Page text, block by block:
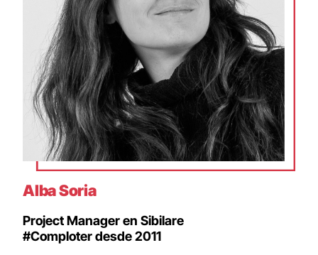
Alba Soria
Project Manager en Sibilare
#Comploter desde 2011